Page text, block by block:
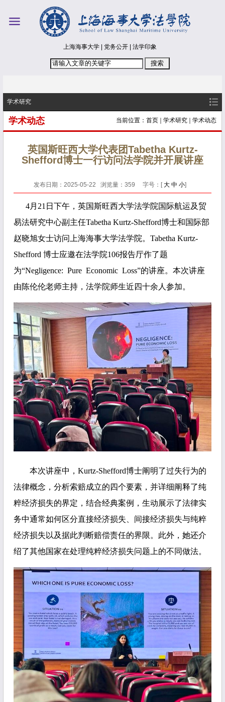
上海海事大学 党务公开 法学印象
学术研究
当前位置： 首页 学术研究 学术动态
学术动态
英国斯旺西大学代表团Tabetha Kurtz-
Shefford博士一行访问法学院并开展讲座
发布日期：2025-05-22 浏览量： 359 字号：[大 中 小]
4月21日下午，英国斯旺西大学法学院国际航运及贸
易法研究中心副主任Tabetha Kurtz-Shefford博士和国际部
赵晓旭女士访问上海海事大学法学院。Tabetha Kurtz-
Shefford 博士应邀在法学院106报告厅作了题
为“Negligence: Pure Economic Loss”的讲座。本次讲座
由陈伦伦老师主持，法学院师生近四十余人参加。
本次讲座中，Kurtz-Shefford博士阐明了过失行为的
法律概念，分析索赔成立的四个要素，并详细阐释了纯
粹经济损失的界定，结合经典案例，生动展示了法律实
务中通常如何区分直接经济损失、间接经济损失与纯粹
经济损失以及据此判断赔偿责任的界限。此外，她还介
绍了其他国家在处理纯粹经济损失问题上的不同做法。